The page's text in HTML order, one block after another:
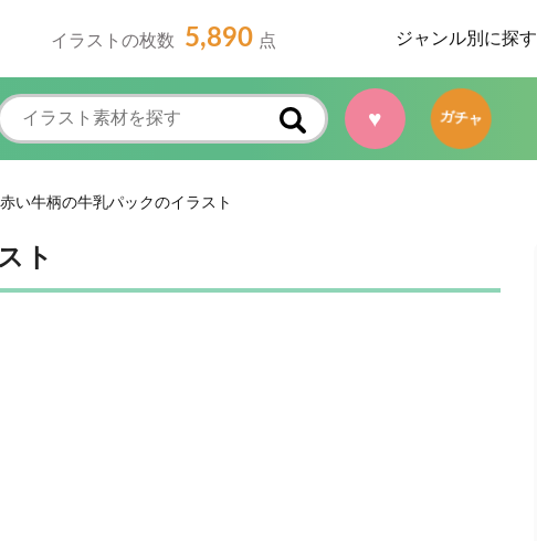
イラストの枚数 5,890 点 ジャンル別に探す
♥ ガチャ
赤い牛柄の牛乳パックのイラスト
ト